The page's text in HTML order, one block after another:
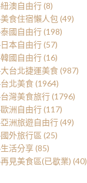
紐澳自由行 (8)
美食住宿懶人包 (49)
泰國自由行 (198)
日本自由行 (57)
韓國自由行 (16)
大台北捷運美食 (987)
台北美食 (1964)
台灣美食旅行 (1796)
歐洲自由行 (117)
亞洲旅遊自由行 (49)
國外旅行區 (25)
生活分享 (85)
再見美食區(已歇業) (40)